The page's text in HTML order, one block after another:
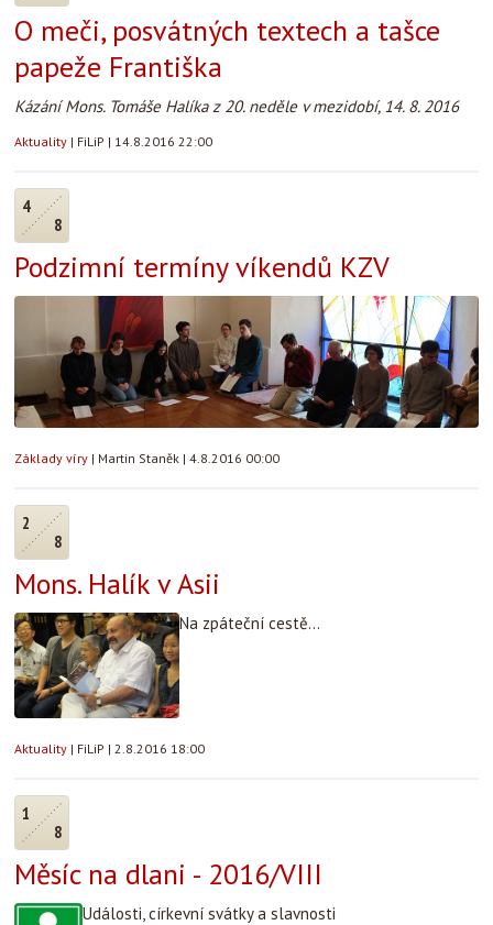
O meči, posvátných textech a tašce
papeže Františka
Kázání Mons. Tomáše Halíka z 20. neděle v mezidobí, 14. 8. 2016
Aktuality | FiLiP | 14.8.2016 22:00
4
8
Podzimní termíny víkendů KZV
Základy víry | Martin Staněk | 4.8.2016 00:00
2
8
Mons. Halík v Asii
Na zpáteční cestě...
Aktuality | FiLiP | 2.8.2016 18:00
1
8
Měsíc na dlani - 2016/VIII
Události, církevní svátky a slavnosti